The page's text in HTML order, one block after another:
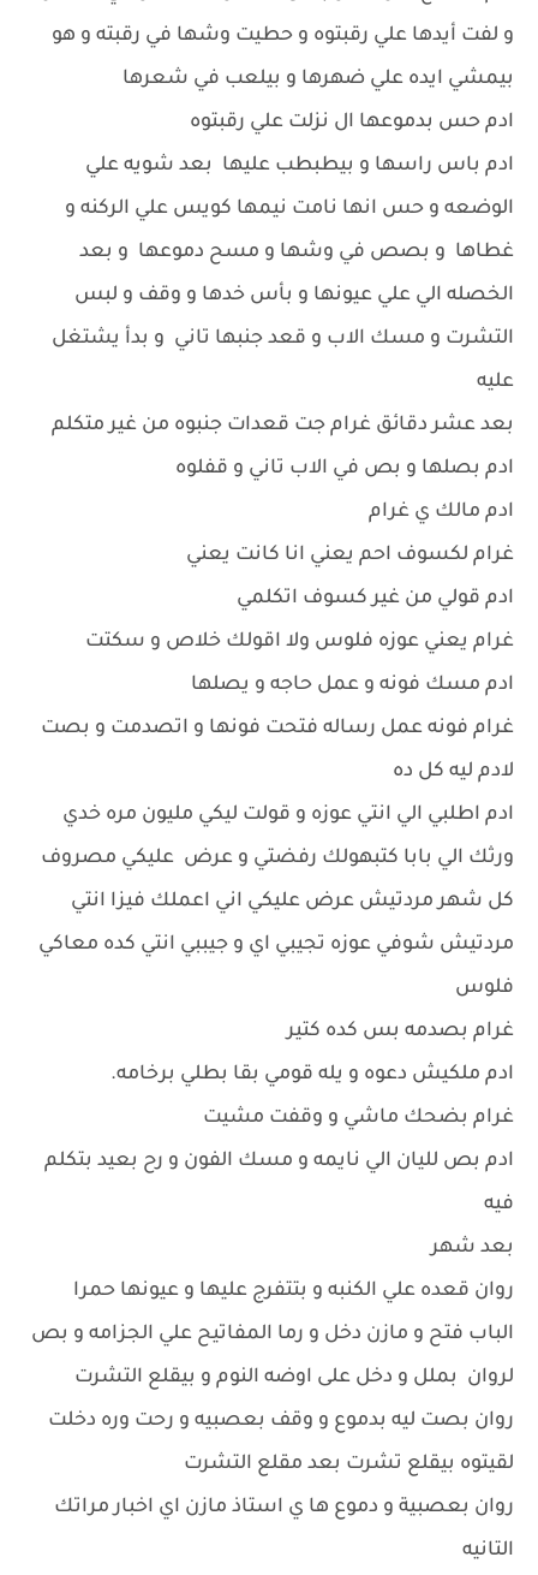
و لفت أيدها علي رقبتوه و حطيت وشها في رقبته و هو
بيمشي ايده علي ضهرها و بيلعب في شعرها
ادم حس بدموعها ال نزلت علي رقبتوه
ادم باس راسها و بيطبطب عليها بعد شويه علي
الوضعه و حس انها نامت نيمها كويس علي الركنه و
غطاها و بصص في وشها و مسح دموعها و بعد
الخصله الي علي عيونها و بأس خدها و وقف و لبس
التشرت و مسك الاب و قعد جنبها تاني و بدأ يشتغل
عليه
بعد عشر دقائق غرام جت قعدات جنبوه من غير متكلم
ادم بصلها و بص في الاب تاني و قفلوه
ادم مالك ي غرام
غرام لكسوف احم يعني انا كانت يعني
ادم قولي من غير كسوف اتكلمي
غرام يعني عوزه فلوس ولا اقولك خلاص و سكتت
ادم مسك فونه و عمل حاجه و يصلها
غرام فونه عمل رساله فتحت فونها و اتصدمت و بصت
لادم ليه كل ده
ادم اطلبي الي انتي عوزه و قولت ليكي مليون مره خدي
ورثك الي بابا كتبهولك رفضتي و عرض عليكي مصروف
كل شهر مردتيش عرض عليكي اني اعملك فيزا انتي
مردتيش شوفي عوزه تجيبي اي و جيببي انتي كده معاكي
فلوس
غرام بصدمه بس كده كتير
ادم ملكيش دعوه و يله قومي بقا بطلي برخامه.
غرام بضحك ماشي و وقفت مشيت
ادم بص لليان الي نايمه و مسك الفون و رح بعيد بتكلم
فيه
بعد شهر
روان قعده علي الكنبه و بتتفرج عليها و عيونها حمرا
الباب فتح و مازن دخل و رما المفاتيح علي الجزامه و بص
لروان بملل و دخل على اوضه النوم و بيقلع التشرت
روان بصت ليه بدموع و وقف بعصبيه و رحت وره دخلت
لقيتوه بيقلع تشرت بعد مقلع التشرت
روان بعصبية و دموع ها ي استاذ مازن اي اخبار مراتك
التانيه